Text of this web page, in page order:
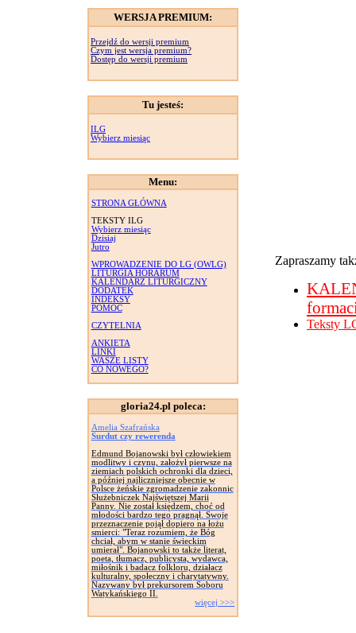
WERSJA PREMIUM:
Przejdź do wersji premium
Czym jest wersja premium?
Dostęp do wersji premium
Tu jesteś:
ILG
Wybierz miesiąc
Menu:
STRONA GŁÓWNA
TEKSTY ILG
Wybierz miesiąc
Dzisiaj
Jutro
WPROWADZENIE DO LG (OWLG)
LITURGIA HORARUM
KALENDARZ LITURGICZNY
DODATEK
INDEKSY
POMOC
CZYTELNIA
ANKIETA
LINKI
WASZE LISTY
CO NOWEGO?
gloria24.pl poleca:
Amelia Szafrańska
Surdut czy rewerenda
Edmund Bojanowski był człowiekiem
modlitwy i czynu, założył pierwsze na
ziemiach polskich ochronki dla dzieci,
a później najliczniejsze obecnie w
Polsce żeńskie zgromadzenie zakonnic
Służebniczek Najświętszej Marii
Panny. Nie został księdzem, choć od
młodości bardzo tego pragnął. Swoje
przeznaczenie pojął dopiero na łożu
smierci: "Teraz rozumiem, że Bóg
chciał, abym w stanie świeckim
umierał". Bojanowski to także literat,
poeta, tłumacz, publicysta, wydawca,
miłośnik i badacz folkloru, działacz
kulturalny, społeczny i charytatywny.
Nazywany był prekursorem Soboru
Watykańskiego II.
więcej >>>
Zapraszamy
Teksty